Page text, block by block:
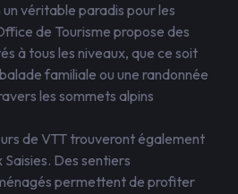
véritable paradis pour les
de Tourisme propose des
à tous les niveaux, que ce soit
familiale ou une randonnée
les sommets alpins
de VTT trouveront également
Des sentiers
permettent de profiter